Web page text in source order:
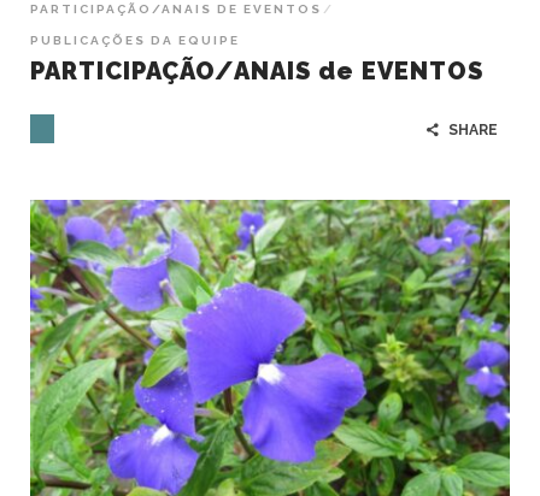
PARTICIPAÇÃO/ANAIS DE EVENTOS
PUBLICAÇÕES DA EQUIPE
PARTICIPAÇÃO/ANAIS de EVENTOS
SHARE